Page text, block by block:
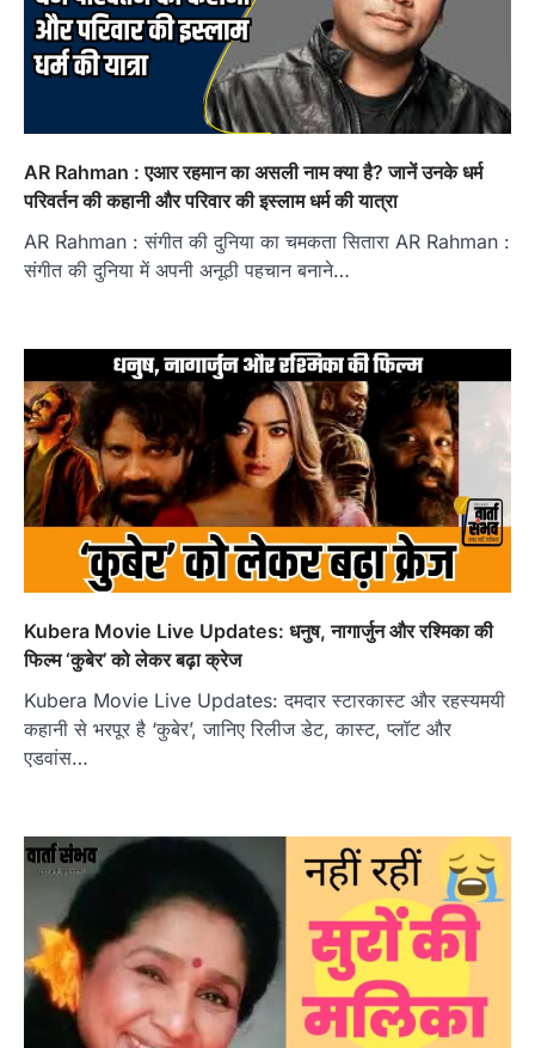
AR Rahman : एआर रहमान का असली नाम क्या है? जानें उनके धर्म
परिवर्तन की कहानी और परिवार की इस्लाम धर्म की यात्रा
AR Rahman : संगीत की दुनिया का चमकता सितारा AR Rahman :
संगीत की दुनिया में अपनी अनूठी पहचान बनाने…
Kubera Movie Live Updates: धनुष, नागार्जुन और रश्मिका की
फिल्म ‘कुबेर’ को लेकर बढ़ा क्रेज
Kubera Movie Live Updates: दमदार स्टारकास्ट और रहस्यमयी
कहानी से भरपूर है ‘कुबेर’, जानिए रिलीज डेट, कास्ट, प्लॉट और
एडवांस…